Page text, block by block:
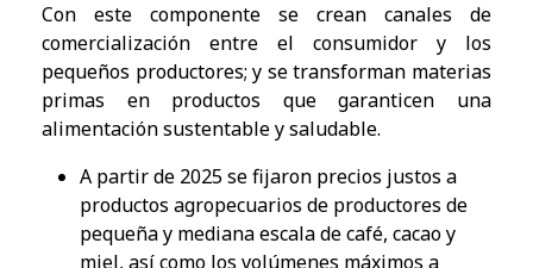
Con este componente se crean canales de
comercialización entre el consumidor y los
pequeños productores; y se transforman materias
primas en productos que garanticen una
alimentación sustentable y saludable.
​A partir de 2025 se fijaron precios justos a
productos agropecuarios de productores de
pequeña y mediana escala de café, cacao y
miel, así como los volúmenes máximos a